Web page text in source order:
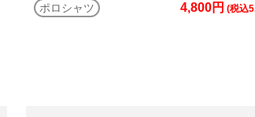
ポロシャツ 4,800円 (税込